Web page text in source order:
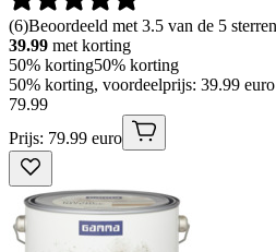
(6)Beoordeeld met 3.5 van de 5
39.99 met korting
50% korting50% korting
50% korting, voordeelprijs: 39.99
79.99
Prijs: 79.99 euro